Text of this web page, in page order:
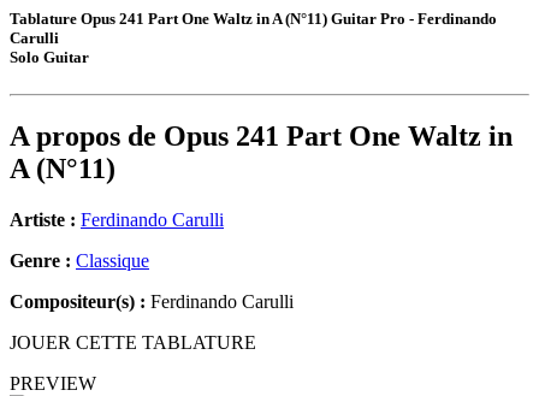
Tablature Opus 241 Part One Waltz in A (N°11) Guitar Pro - Ferdinando
Carulli
Solo Guitar
A propos de Opus 241 Part One Waltz in
A (N°11)
Artiste : Ferdinando Carulli
Genre : Classique
Compositeur(s) : Ferdinando Carulli
JOUER CETTE TABLATURE
PREVIEW